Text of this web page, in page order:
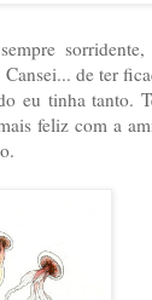
de ter
eu tinha tanto.
feliz com a